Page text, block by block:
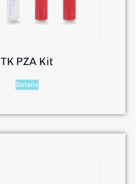
TK PZA Kit
Details